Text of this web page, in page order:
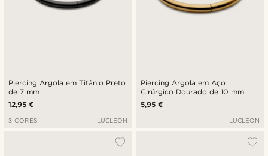
Piercing Argola em Titânio Preto
de 7 mm
12,95 €
3 CORES LUCLEON
Piercing Argola em Aço
Cirúrgico Dourado de 10 mm
5,95 €
LUCLEON